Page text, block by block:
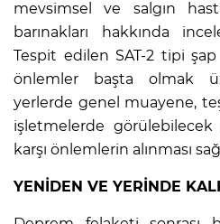
mevsimsel ve salgın
barınakları hakkında
Tespit edilen SAT-2 tipi
önlemler başta olmak
yerlerde genel muayene,
işletmelerde görülebilecek
karşı önlemlerin alınması
YENİDEN VE YERİNDE